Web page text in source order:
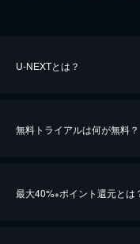
U-NEXTとは？
無料トライアルは何が無料？
最大40%※ポイント還元とは